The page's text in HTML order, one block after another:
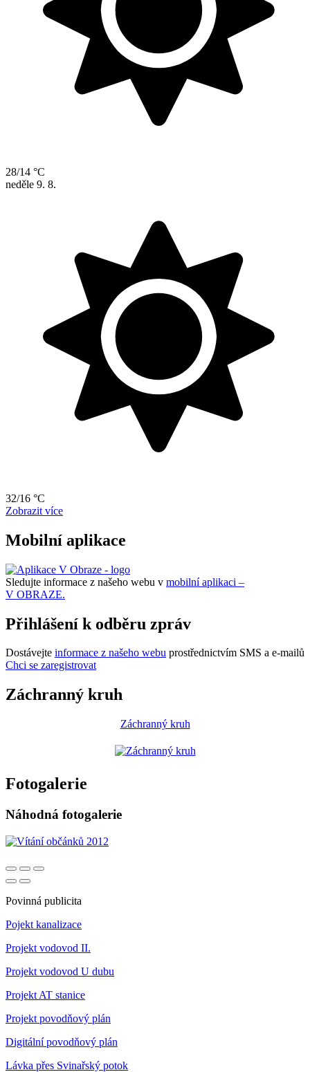
28/14 °C
neděle 9. 8.
32/16 °C
Zobrazit více
Mobilní aplikace
Sledujte informace z našeho webu v mobilní aplikaci –
V OBRAZE.
Přihlášení k odběru zpráv
Dostávejte informace z našeho webu prostřednictvím SMS a e-mailů
Chci se zaregistrovat
Záchranný kruh
Záchranný kruh
Fotogalerie
Náhodná fotogalerie
Povinná publicita
Pojekt kanalizace
Projekt vodovod II.
Projekt vodovod U dubu
Projekt AT stanice
Projekt povodňový plán
Digitální povodňový plán
Lávka přes Svinařský potok